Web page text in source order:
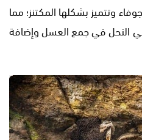
وتتميز بشكلها المكتنز؛ مما
النحل في جمع العسل وإضافة